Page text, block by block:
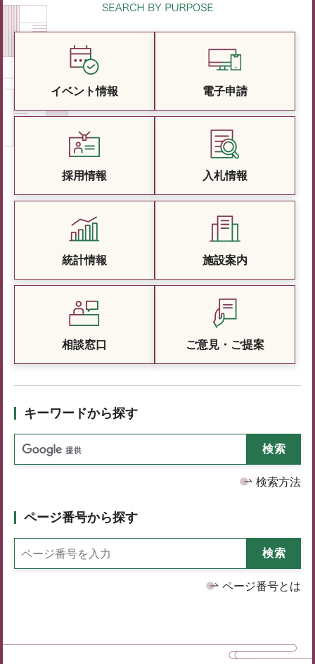
イベント情報 電子申請
採用情報 入札情報
統計情報 施設案内
相談窓口 ご意見・ご提案
キーワードから探す
検索方法
ページ番号から探す
ページ番号とは